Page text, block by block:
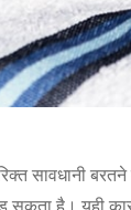
सावधानी
सकता है। यही